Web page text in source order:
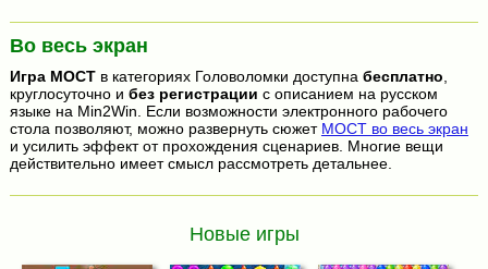
Во весь экран
Игра МОСТв категориях Головоломки доступна бесплатно
круглосуточно и без регистрации с описанием на русском
языке на Min2Win. Если возможности электронного рабочего
стола позволяют, можно развернуть сюжет МОСТ во весь экран
и усилить эффект от прохождения сценариев. Многие вещи
действительно имеет смысл рассмотреть детальнее.
Новые игры